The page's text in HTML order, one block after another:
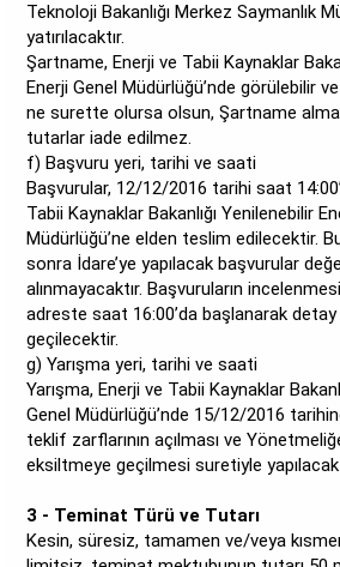
Teknoloji Bakanlığı Merkez Saymanlık
yatırılacaktır.
Şartname, Enerji ve Tabii Kaynaklar
Enerji Genel Müdürlüğü’nde görülebilir
ne surette olursa olsun, Şartname
tutarlar iade edilmez.
f) Başvuru yeri, tarihi ve saati
Başvurular, 12/12/2016 tarihi saat
Tabii Kaynaklar Bakanlığı Yenilenebilir
Müdürlüğü’ne elden teslim edilecektir.
sonra İdare’ye yapılacak başvurular
alınmayacaktır. Başvuruların
adreste saat 16:00’da başlanarak
geçilecektir.
g) Yarışma yeri, tarihi ve saati
Yarışma, Enerji ve Tabii Kaynaklar
Genel Müdürlüğü’nde 15/12/2016
teklif zarflarının açılması ve
eksiltmeye geçilmesi suretiyle
3 - Teminat Türü ve Tutarı
Kesin, süresiz, tamamen ve/veya